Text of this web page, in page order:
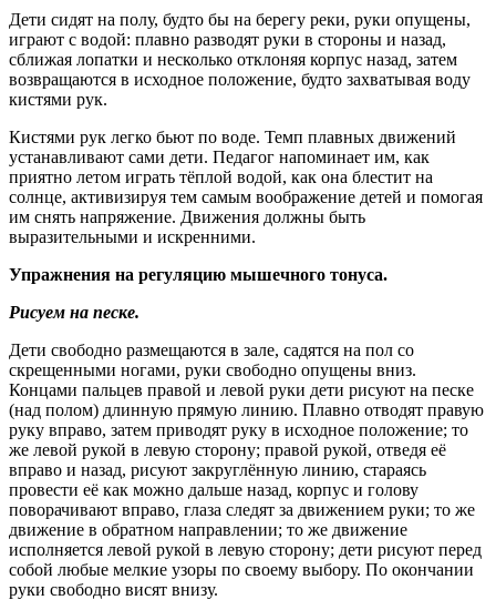
Дети сидят на полу, будто бы на берегу реки, руки опущены,
играют с водой: плавно разводят руки в стороны и назад,
сближая лопатки и несколько отклоняя корпус назад, затем
возвращаются в исходное положение, будто захватывая воду
кистями рук.
Кистями рук легко бьют по воде. Темп плавных движений
устанавливают сами дети. Педагог напоминает им, как
приятно летом играть тёплой водой, как она блестит на
солнце, активизируя тем самым воображение детей и помогая
им снять напряжение. Движения должны быть
выразительными и искренними.
Упражнения на регуляцию мышечного тонуса.
Рисуем на песке.
Дети свободно размещаются в зале, садятся на пол со
скрещенными ногами, руки свободно опущены вниз.
Концами пальцев правой и левой руки дети рисуют на песке
(над полом) длинную прямую линию. Плавно отводят правую
руку вправо, затем приводят руку в исходное положение; то
же левой рукой в левую сторону; правой рукой, отведя её
вправо и назад, рисуют закруглённую линию, стараясь
провести её как можно дальше назад, корпус и голову
поворачивают вправо, глаза следят за движением руки; то же
движение в обратном направлении; то же движение
исполняется левой рукой в левую сторону; дети рисуют перед
собой любые мелкие узоры по своему выбору. По окончании
руки свободно висят внизу.